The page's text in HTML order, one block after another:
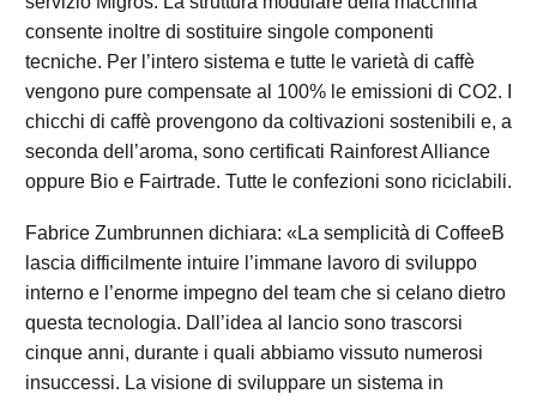
consente inoltre di sostituire singole componenti
tecniche. Per l’intero sistema e tutte le varietà di caffè
vengono pure compensate al 100% le emissioni di CO2. I
chicchi di caffè provengono da coltivazioni sostenibili e, a
seconda dell’aroma, sono certificati Rainforest Alliance
oppure Bio e Fairtrade. Tutte le confezioni sono riciclabili.
Fabrice Zumbrunnen dichiara: «La semplicità di CoffeeB
lascia difficilmente intuire l’immane lavoro di sviluppo
interno e l’enorme impegno del team che si celano dietro
questa tecnologia. Dall’idea al lancio sono trascorsi
cinque anni, durante i quali abbiamo vissuto numerosi
insuccessi. La visione di sviluppare un sistema in